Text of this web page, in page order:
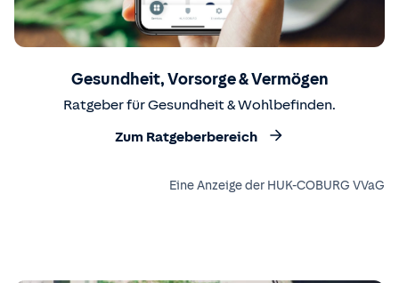
Gesundheit, Vorsorge & Vermögen
Ratgeber für Gesundheit & Wohlbefinden.
Zum Ratgeberbereich
Eine Anzeige der HUK-COBURG VVaG